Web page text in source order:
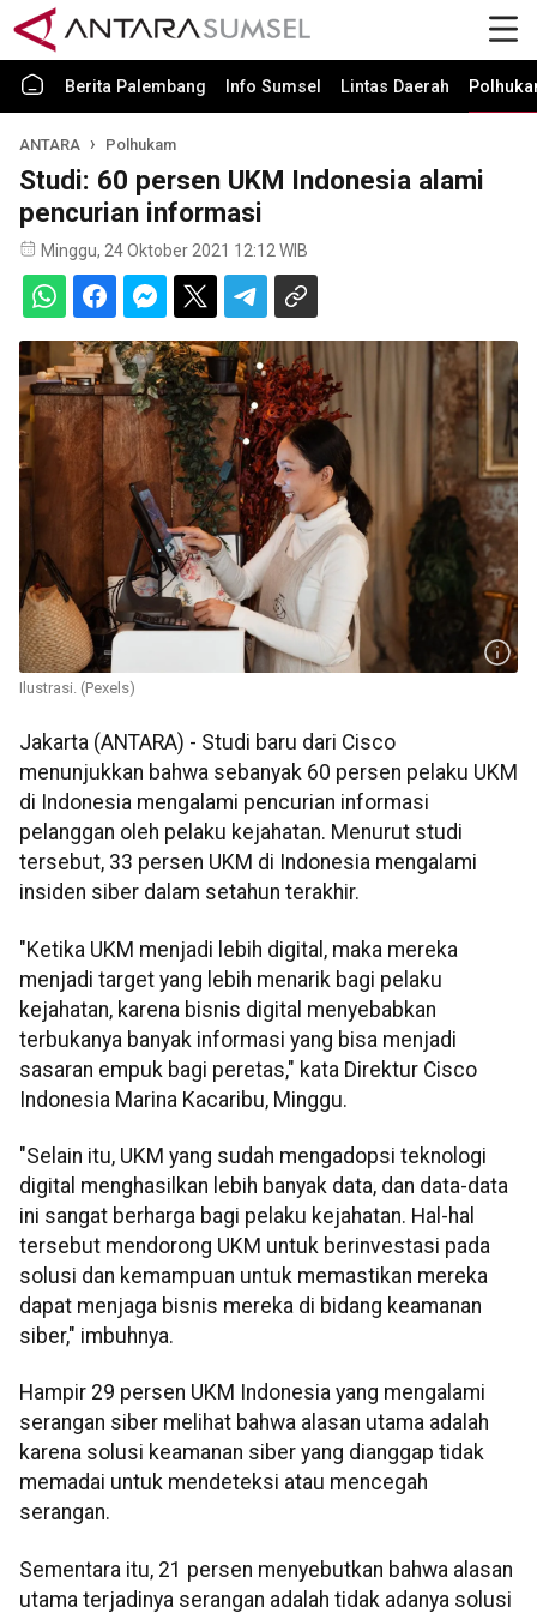
Berita Palembang Info Sumsel Lintas Daerah
ANTARA Polhukam
Studi: 60 persen UKM Indonesia alami
pencurian informasi
Minggu, 24 Oktober 2021 12:12 WIB
Ilustrasi. (Pexels)
Jakarta (ANTARA) - Studi baru dari Cisco
menunjukkan bahwa sebanyak 60 persen pelaku UKM
di Indonesia mengalami pencurian informasi
pelanggan oleh pelaku kejahatan. Menurut studi
tersebut, 33 persen UKM di Indonesia mengalami
insiden siber dalam setahun terakhir.
"Ketika UKM menjadi lebih digital, maka mereka
menjadi target yang lebih menarik bagi pelaku
kejahatan, karena bisnis digital menyebabkan
terbukanya banyak informasi yang bisa menjadi
sasaran empuk bagi peretas," kata Direktur Cisco
Indonesia Marina Kacaribu, Minggu.
"Selain itu, UKM yang sudah mengadopsi teknologi
digital menghasilkan lebih banyak data, dan data-data
ini sangat berharga bagi pelaku kejahatan. Hal-hal
tersebut mendorong UKM untuk berinvestasi pada
solusi dan kemampuan untuk memastikan mereka
dapat menjaga bisnis mereka di bidang keamanan
siber," imbuhnya.
Hampir 29 persen UKM Indonesia yang mengalami
serangan siber melihat bahwa alasan utama adalah
karena solusi keamanan siber yang dianggap tidak
memadai untuk mendeteksi atau mencegah
serangan.
Sementara itu, 21 persen menyebutkan bahwa alasan
utama terjadinya serangan adalah tidak adanya solusi